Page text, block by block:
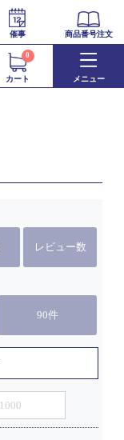
催事 商品番号注文
カート
0
メニュー
レビュー数
90件